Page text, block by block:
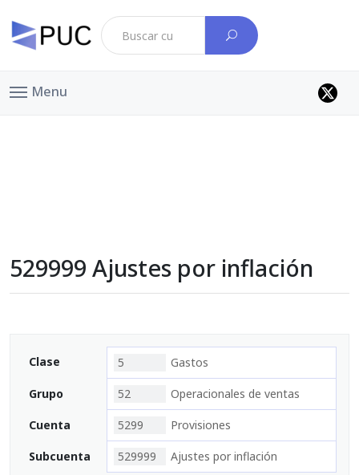
Menu
529999 Ajustes por inflación
Clase 5 Gastos
Grupo 52 Operacionales de ventas
Cuenta 5299 Provisiones
Subcuenta 529999 Ajustes por inflación